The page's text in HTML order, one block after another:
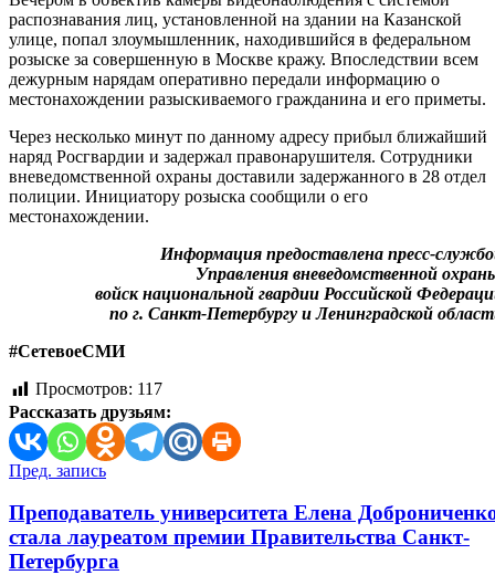
распознавания лиц, установленной на здании на Казанской
улице, попал злоумышленник, находившийся в федеральном
розыске за совершенную в Москве кражу. Впоследствии всем
дежурным нарядам оперативно передали информацию о
местонахождении разыскиваемого гражданина и его приметы.
Через несколько минут по данному адресу прибыл ближайший
наряд Росгвардии и задержал правонарушителя. Сотрудники
вневедомственной охраны доставили задержанного в 28 отдел
полиции. Инициатору розыска сообщили о его
местонахождении.
Информация предоставлена пресс-
Управления вневедомственной
войск национальной гвардии Российской
по г. Санкт-Петербургу и Ленинградской
#СетевоеСМИ
Просмотров: 117
Рассказать друзьям:
Навигация
по
записям
Пред. запись
Преподаватель университета Елена
стала лауреатом премии Правительства Санкт-
Петербурга